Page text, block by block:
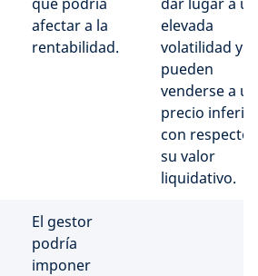
afectar a la
rentabilidad.
elevada
volatilidad y
pueden
venderse a un
precio
con respecto
su valor
liquidativo.
El gestor
podría
imponer